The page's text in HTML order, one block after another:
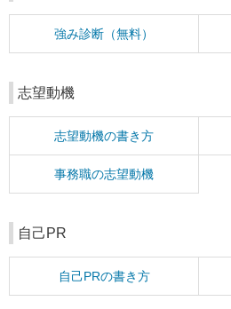
強み診断（無料）
志望動機
志望動機の書き方
事務職の志望動機
自己PR
自己PRの書き方